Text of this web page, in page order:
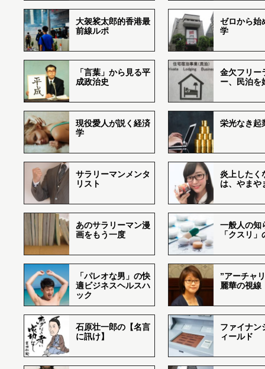
大袈裟太郎的香港最
前線ルポ
ゼロから始
学
「言葉」から見る平
成政治史
金欠フリー
ー、民泊を
現役愛人が説く経済
学
栄光なき起
サラリーマンメンタ
リスト
炎上したく
は、やまや
あのサラリーマン漫
画をもう一度
一般人の知
「クスリ
「パレオな男」の快
適ビジネスヘルスハ
ック
”アーチャ
麗華の視線
石原壮一郎の【名言
に訊け】
ファイナン
ィールド